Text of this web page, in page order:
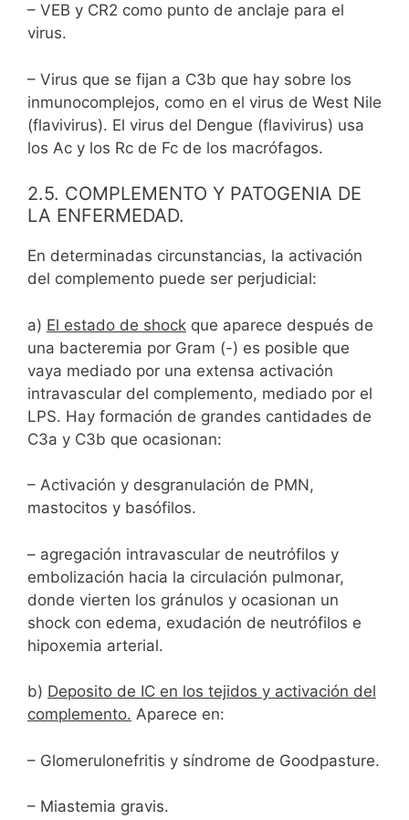
– VEB y CR2 como punto de anclaje para el
virus.
– Virus que se fijan a C3b que hay sobre los
inmunocomplejos, como en el virus de West Nile
(flavivirus). El virus del Dengue (flavivirus) usa
los Ac y los Rc de Fc de los macrófagos.
2.5. COMPLEMENTO Y PATOGENIA DE
LA ENFERMEDAD.
En determinadas circunstancias, la activación
del complemento puede ser perjudicial:
a) El estado de shock que aparece después de
una bacteremia por Gram (-) es posible que
vaya mediado por una extensa activación
intravascular del complemento, mediado por el
LPS. Hay formación de grandes cantidades de
C3a y C3b que ocasionan:
– Activación y desgranulación de PMN,
mastocitos y basófilos.
– agregación intravascular de neutrófilos y
embolización hacia la circulación pulmonar,
donde vierten los gránulos y ocasionan un
shock con edema, exudación de neutrófilos e
hipoxemia arterial.
b) Deposito de IC en los tejidos y activación del
complemento. Aparece en:
– Glomerulonefritis y síndrome de Goodpasture.
– Miastemia gravis.